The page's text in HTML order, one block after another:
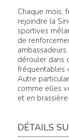
Chaque mois,
rejoindre la
sportives
de
dérouler dans
fréquentables
Autre
comme elles
et en
DÉTAILS